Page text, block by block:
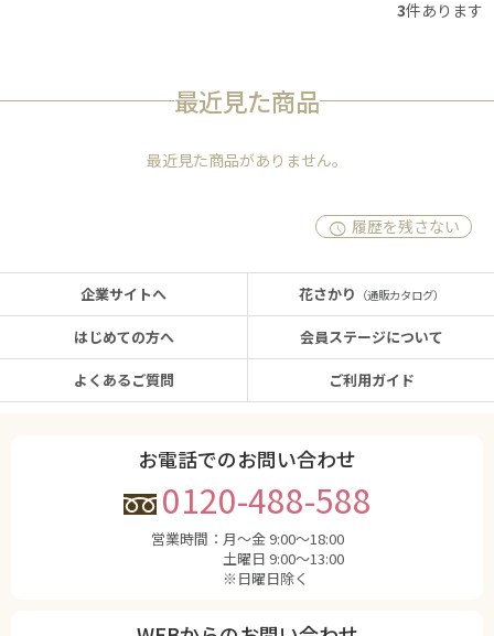
3件あります
最近見た商品
最近見た商品がありません。
履歴を残さない
企業サイトへ
はじめての方へ
よくあるご質問
花さかり （通販カタログ）
会員ステージについて
ご利用ガイド
お電話でのお問い合わせ
0120-488-588
営業時間： 月〜金 9:00〜18:00
土曜日 9:00〜13:00
※日曜日除く